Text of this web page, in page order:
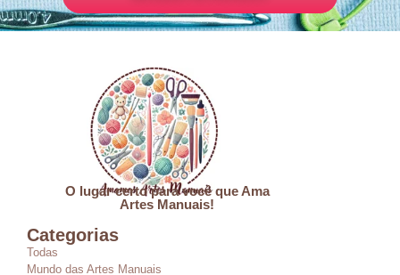
O lugar certo para você que Ama
Artes Manuais!
Categorias
Todas
Mundo das Artes Manuais